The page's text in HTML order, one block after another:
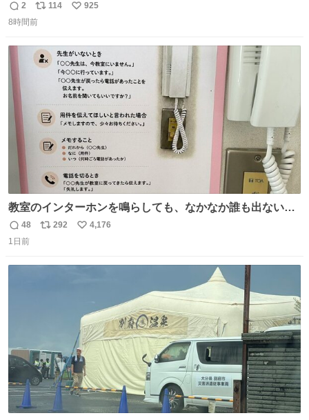
返
信
2
リ
ポ
ト
数
114
い
数
925
8時間前
教室のインターホンを鳴らしても、なかなか誰も出ないこ
とがあります…。 もしかすると「電話の出方」に困ってい
るのかもしれません。 そこで「何を話せばいいか」が見え
返
信
48
リ
292
い
4,176
1日前